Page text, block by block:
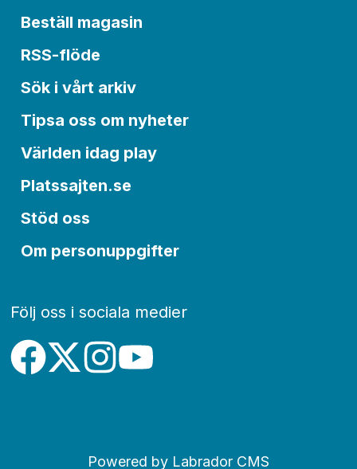
Beställ magasin
RSS-flöde
Sök i vårt arkiv
Tipsa oss om nyheter
Världen idag play
Platssajten.se
Stöd oss
Om personuppgifter
Följ oss i sociala medier
Powered by Labrador CMS